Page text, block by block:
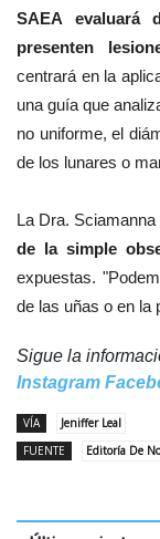
SAEA evaluará
presenten
centrará en la
una guía que
no uniforme, el
de los lunares o
La Dra.
de la simple
expuestas.
de las uñas o en la
Sigue la
Instagram
VÍA
Jeniffer Leal
FUENTE
Editoría De